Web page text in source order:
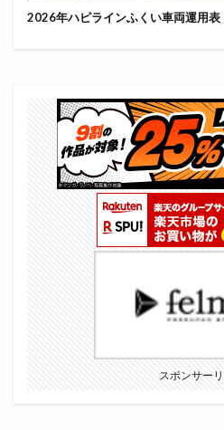
2026年ハピラインふくい車両運用表
スポンサー